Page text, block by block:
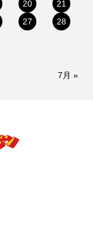
20
21
27 28
7月 »